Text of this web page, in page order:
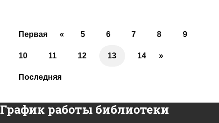
Первая « 5 6 7 8 9
10 11 12 13 14 »
Последняя
График работы библиотеки